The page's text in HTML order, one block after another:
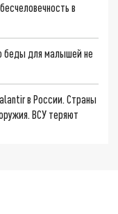
в
беды для малышей не
в России. Страны
ВСУ теряют